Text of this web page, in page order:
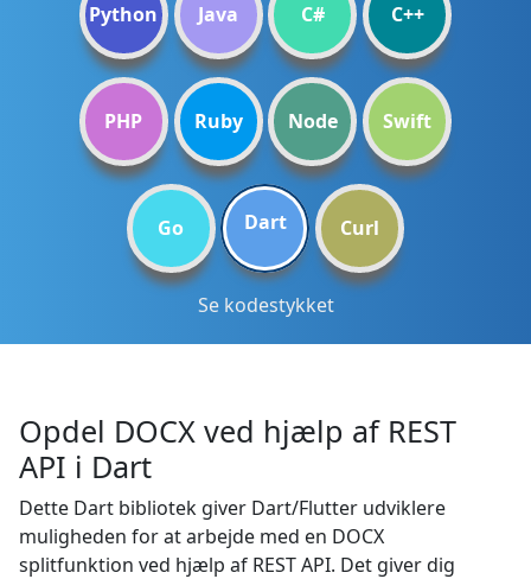
Python Java C# C++
PHP Ruby Node Swift
Go Dart Curl
Se kodestykket
Opdel DOCX ved hjælp af REST
API i Dart
Dette Dart bibliotek giver Dart/Flutter udviklere
muligheden for at arbejde med en DOCX
splitfunktion ved hjælp af REST API. Det giver dig